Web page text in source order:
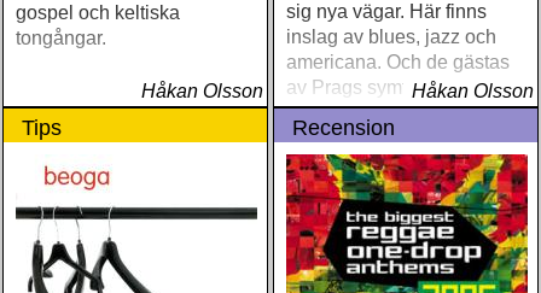
gospel och keltiska
tongångar.
Håkan Olsson
sig nya vägar. Här finns
inslag av blues, jazz och
americana. Och de gästas
av Prags symfoniorkester.
Håkan Olsson
Tips Recension